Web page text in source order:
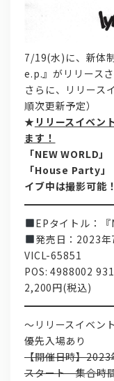
7/19(水)に、新体
e.p.』がリリースさ
さらに、リリース
順次更新予定）
★ リリースイベン
ます！
「NEW WORLD」
「House Party
イブ中は撮影可能！
EPタイトル：『
発売日：2023
VICL-65851
POS: 4988002
2,200円(税込)
～リリースイベ
優先入場あり
【開催日時】
スタート 集合時
lyrical